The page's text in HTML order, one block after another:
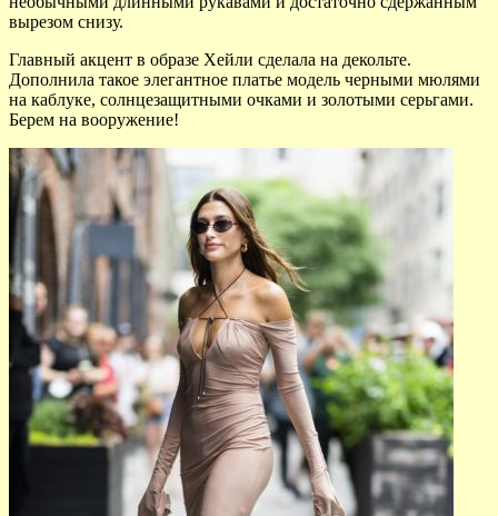
вырезом снизу.
Главный акцент в образе Хейли сделала на декольте.
Дополнила такое элегантное платье модель черными мюлями
на каблуке, солнцезащитными очками и золотыми серьгами.
Берем на вооружение!